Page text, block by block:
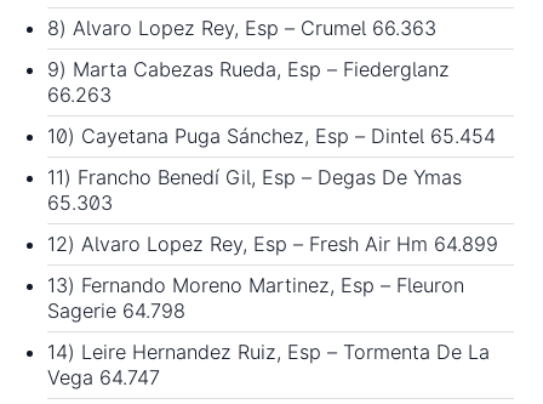
8) Alvaro Lopez Rey, Esp – Crumel 66.363
9) Marta Cabezas Rueda, Esp – Fiederglanz
66.263
10) Cayetana Puga Sánchez, Esp – Dintel 65.454
11) Francho Benedí Gil, Esp – Degas De Ymas
65.303
12) Alvaro Lopez Rey, Esp – Fresh Air Hm 64.899
13) Fernando Moreno Martinez, Esp – Fleuron
Sagerie 64.798
14) Leire Hernandez Ruiz, Esp – Tormenta De La
Vega 64.747